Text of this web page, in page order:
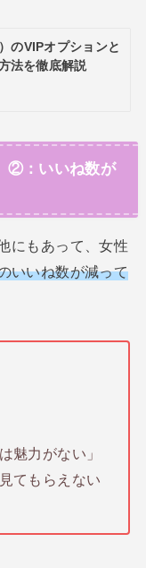
のVIPオプションと
法を徹底解説
②：いいね数が
にもあって、女性
いいね数が減って
魅力がない」
てもらえない